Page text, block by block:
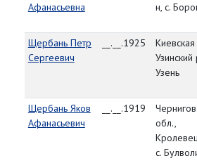
Афанасьевна
н, с.
Щербань Петр
Сергеевич
__.__.1925
Узинский
Узень
Щербань Яков
Афанасьевич
__.__.1919
обл.,
с.